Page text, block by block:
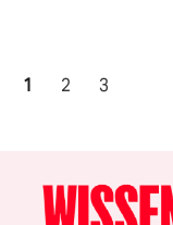
1 2 3